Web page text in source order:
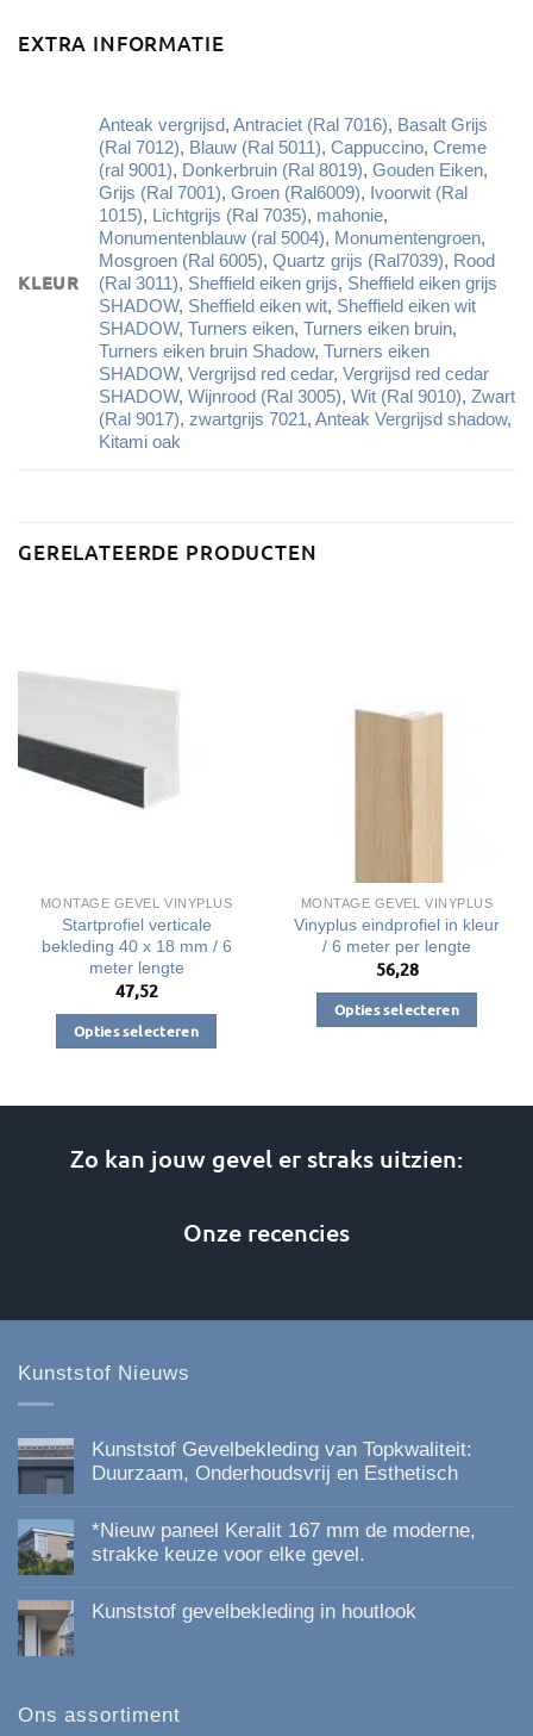
EXTRA INFORMATIE
KLEUR
Anteak vergrijsd, Antraciet (Ral 7016), Basalt Grijs
(Ral 7012), Blauw (Ral 5011), Cappuccino, Creme
(ral 9001), Donkerbruin (Ral 8019), Gouden Eiken,
Grijs (Ral 7001), Groen (Ral6009), Ivoorwit (Ral
1015), Lichtgrijs (Ral 7035), mahonie,
Monumentenblauw (ral 5004), Monumentengroen,
Mosgroen (Ral 6005), Quartz grijs (Ral7039), Rood
(Ral 3011), Sheffield eiken grijs, Sheffield eiken grijs
SHADOW, Sheffield eiken wit, Sheffield eiken wit
SHADOW, Turners eiken, Turners eiken bruin,
Turners eiken bruin Shadow, Turners eiken
SHADOW, Vergrijsd red cedar, Vergrijsd red cedar
SHADOW, Wijnrood (Ral 3005), Wit (Ral 9010), Zwart
(Ral 9017), zwartgrijs 7021, Anteak Vergrijsd shadow,
Kitami oak
GERELATEERDE PRODUCTEN
MONTAGE GEVEL VINYPLUS
Startprofiel verticale
bekleding 40 x 18 mm / 6
meter lengte
47,52
Opties selecteren
variaties.
de
MONTAGE GEVEL VINYPLUS
Vinyplus eindprofiel in kleur
/ 6 meter per lengte
56,28
Opties selecteren
variaties.
Zo kan jouw gevel er straks uitzien:
Onze recencies
Kunststof Nieuws
Kunststof Gevelbekleding van Topkwaliteit:
Duurzaam, Onderhoudsvrij en Esthetisch
op
Kunststof
Gevelbekleding
Duurzaam,
*Nieuw paneel Keralit 167 mm de moderne,
strakke keuze voor elke gevel.
op
de
Kunststof gevelbekleding in houtlook
gevelbekleding
in
Ons assortiment